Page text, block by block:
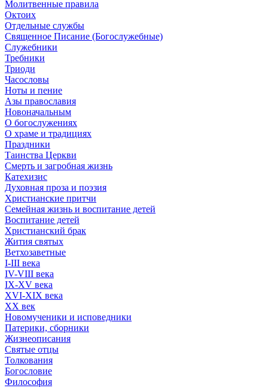
Молитвенные правила
Октоих
Отдельные службы
Священное Писание (Богослужебные)
Служебники
Требники
Триоди
Часословы
Ноты и пение
Азы православия
Новоначальным
О богослужениях
О храме и традициях
Праздники
Таинства Церкви
Смерть и загробная жизнь
Катехизис
Духовная проза и поэзия
Христианские притчи
Семейная жизнь и воспитание детей
Воспитание детей
Христианский брак
Жития святых
Ветхозаветные
I-III века
IV-VIII века
IX-XV века
XVI-XIX века
XX век
Новомученики и исповедники
Патерики, сборники
Жизнеописания
Святые отцы
Толкования
Богословие
Философия